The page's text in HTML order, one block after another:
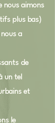
nous aimons
plus bas)
a
de
un tel
et
le